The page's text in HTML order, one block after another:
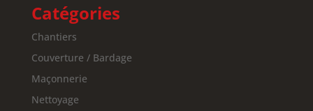
Catégories
Chantiers
Couverture / Bardage
Maçonnerie
Nettoyage